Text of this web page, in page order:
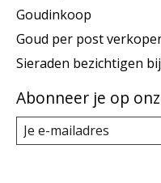
Goudinkoop
Goud per post
Sieraden bezichtigen
Abonneer je op